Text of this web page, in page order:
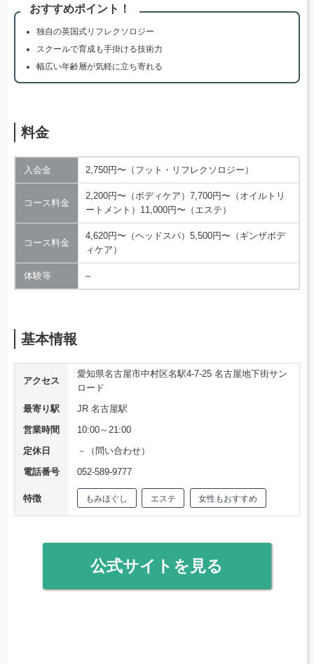
おすすめポイント！
独自の英国式リフレクソロジー
スクールで育成も手掛ける技術力
幅広い年齢層が気軽に立ち寄れる
料金
入会金 2,750円〜（フット・リフレクソロジー）
コース料金
2,200円〜（ボディケア）7,700円〜（オイルトリ
ートメント）11,000円〜（エステ）
コース料金
4,620円〜（ヘッドスパ）5,500円〜（ギンザボデ
ィケア）
体験等 –
基本情報
アクセス
愛知県名古屋市中村区名駅4-7-25 名古屋地下街サン
ロード
最寄り駅
JR 名古屋駅
営業時間
10:00～21:00
定休日
－（問い合わせ）
電話番号
052-589-9777
特徴 もみほぐし エステ 女性もおすすめ
公式サイトを見る